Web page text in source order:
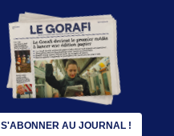
S'ABONNER AU JOURNAL !